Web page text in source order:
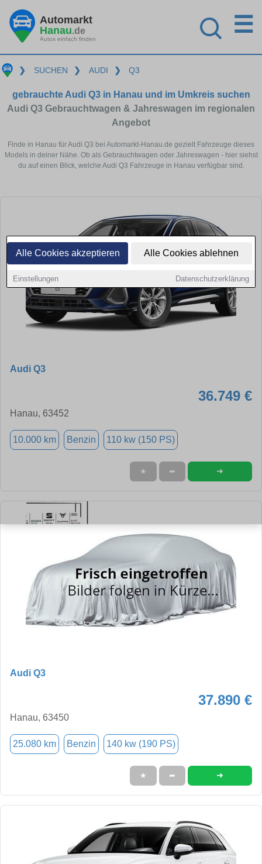
Alle Cookies akzeptieren Alle Cookies ablehnen
Einstellungen Datenschutzerklärung
Automarkt
Hanau.de
Autos einfach finden
☰
❯ SUCHEN ❯ AUDI ❯ Q3
gebrauchte Audi Q3 in Hanau und im Umkreis suchen
Audi Q3 Gebrauchtwagen & Jahreswagen im regionalen
Angebot
Finde in Hanau für Audi Q3 bei Automarkt-Hanau.de gezielt Fahrzeuge dieses
Models in deiner Nähe. Ob als Gebrauchtwagen oder Jahreswagen - hier siehst
du auf einen Blick, welche Audi Q3 Fahrzeuge in Hanau verfügbar sind.
Audi Q3
36.749 €
Hanau, 63452
10.000 km Benzin 110 kw (150 PS)
★ ➦ ➜
Audi Q3
37.890 €
Hanau, 63450
25.080 km Benzin 140 kw (190 PS)
★ ➦ ➜